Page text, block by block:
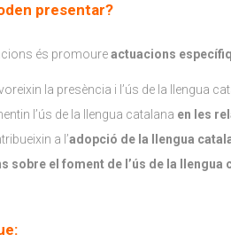
presentar?
és promoureactuacions
la presència i l’ús de la llengua
l’ús de la llengua catalana en les
a l’adopció de la llengua
sobre el foment de l’ús de la llengua